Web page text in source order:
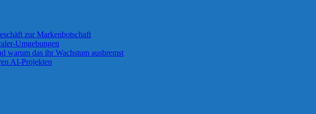
zur Markenbotschaft
Umgebungen
warum das ihr Wachstum ausbremst
AI-Projekten